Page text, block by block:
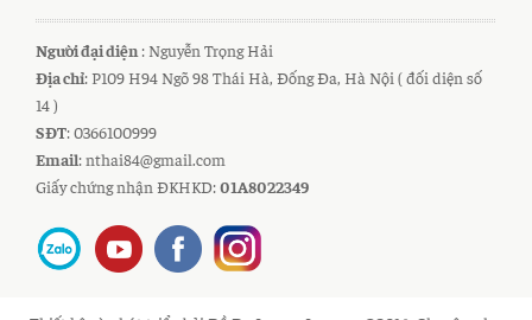
Người đại diện : Nguyễn Trọng Hải
Địa chỉ: P109 H94 Ngõ 98 Thái Hà, Đống Đa, Hà Nội ( đối diện số
14 )
SĐT: 0366100999
Email: nthai84@gmail.com
Giấy chứng nhận ĐKHKD:01A8022349